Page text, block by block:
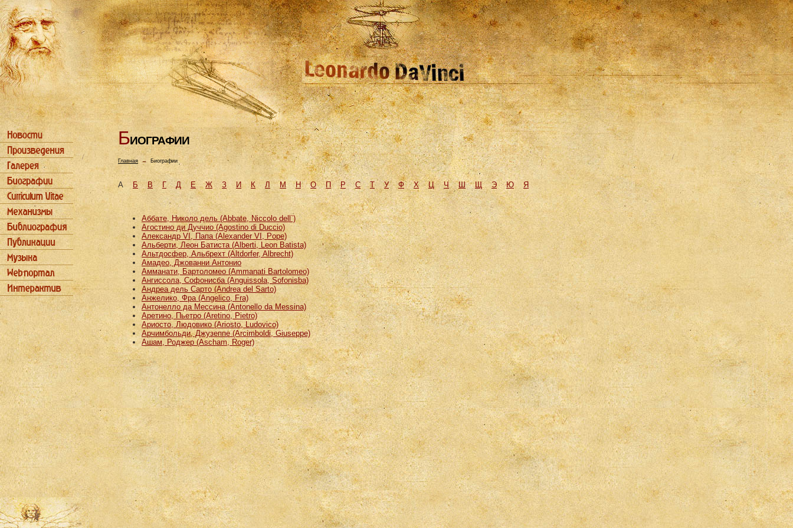
БИОГРАФИИ
Главная→ Биографии
АБ В Г Д Е Ж З И К Л М H О П Р С Т У Ф Х Ц Ч Ш Щ Э Ю Я
Аббате, Николо дель (Abbate, Niccolo dell`)
Агостино ди Дуччио (Agostino di Duccio)
Александр VI, Папа (Alexander VI, Pope)
Альберти, Леон Батиста (Alberti, Leon Batista)
Альтдосфер, Альбрехт (Altdorfer, Albrecht)
Амадео, Джованни Антонио
Амманати, Бартоломео (Ammanati Bartolomeo)
Ангиссола, Софонисба (Anguissola, Sofonisba)
Андреа дель Сарто (Andrea del Sarto)
Анжелико, Фра (Angelico, Fra)
Антонелло да Мессина (Antonello da Messina)
Аретино, Пьетро (Aretino, Pietro)
Ариосто, Людовико (Ariosto, Ludovico)
Арчимбольди, Джузеппе (Arcimboldi, Giuseppe)
Ашам, Роджер (Ascham, Roger)